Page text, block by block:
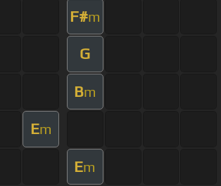
F#m
G
Bm
Em
Em